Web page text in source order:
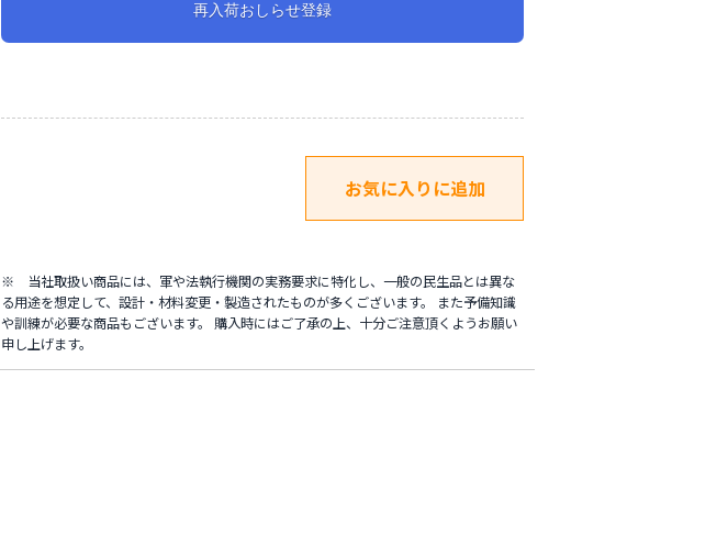
再入荷おしらせ登録
※ 当社取扱い商品には、軍や法執行機関の実務要求に特化し、一般の民生品とは異な
る用途を想定して、設計・材料変更・製造されたものが多くございます。 また予備知識
や訓練が必要な商品もございます。 購入時にはご了承の上、十分ご注意頂くようお願い
申し上げます。